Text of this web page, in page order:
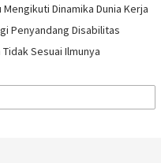
Dinamika Dunia Kerja
Penyandang Disabilitas
Sesuai Ilmunya